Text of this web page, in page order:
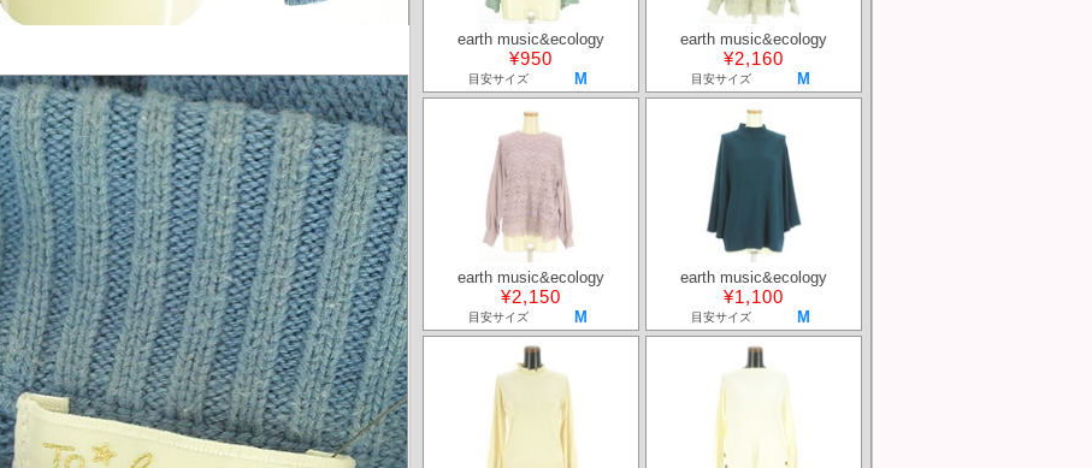
earth music&ecology
¥950
目安サイズ M
earth music&ecology
¥2,160
目安サイズ M
earth music&ecology
¥2,150
目安サイズ M
earth music&ecology
¥1,100
目安サイズ M